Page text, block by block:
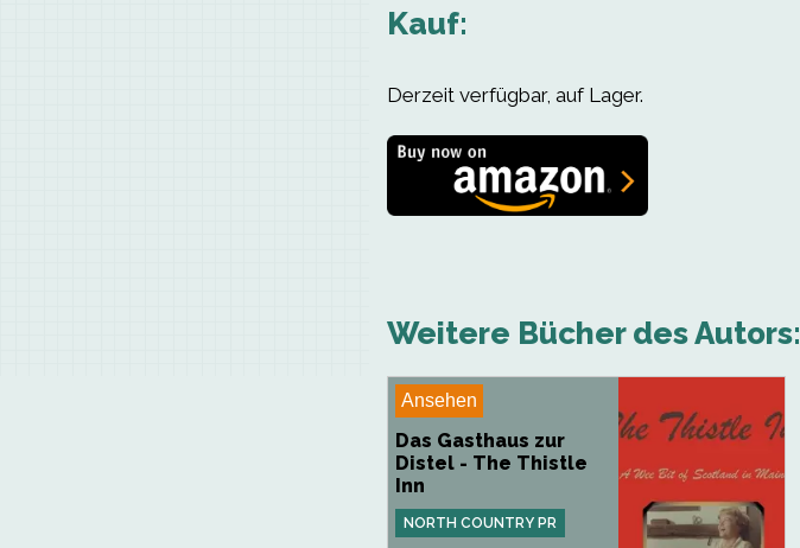
Kauf:
Derzeit verfügbar, auf Lager.
Weitere Bücher des Autors:
Ansehen
Das Gasthaus zur
Distel - The Thistle
Inn
NORTH COUNTRY PR